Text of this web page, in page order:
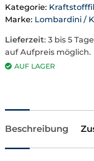
Kategorie:
Marke: Lombardini /
Lieferzeit: 3 bis 5
auf Aufpreis möglich.
AUF LAGER
Beschreibung